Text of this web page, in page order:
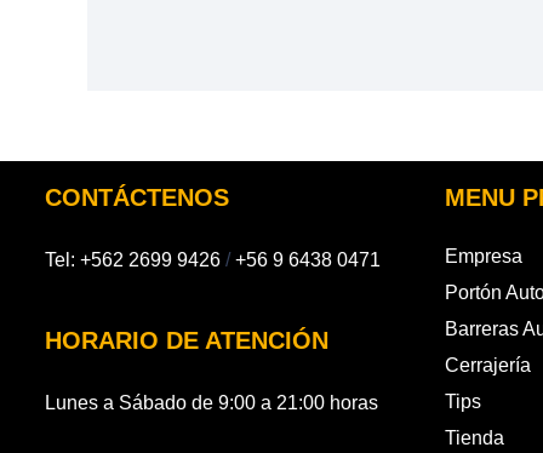
CONTÁCTENOS
Tel: +562 2699 9426 / +56 9 6438 0471
HORARIO DE ATENCIÓN
Lunes a Sábado de 9:00 a 21:00 horas
MENU
Empresa
Portón
Barreras
Cerrajería
Tips
Tienda